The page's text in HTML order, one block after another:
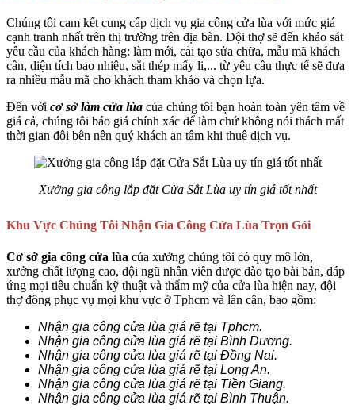
Chúng tôi cam kết cung cấp dịch vụ gia công cửa lùa với mức giá
cạnh tranh nhất trên thị trường trên địa bàn. Đội thợ sẽ đến khảo sát
yêu cầu của khách hàng: làm mới, cải tạo sửa chữa, mẫu mã khách
cần, diện tích bao nhiêu, sắt thép mấy li,... từ yêu cầu thực tế sẽ đưa
ra nhiều mẫu mã cho khách tham khảo và chọn lựa.
Đến với cơ sở làm cửa lùa của chúng tôi bạn hoàn toàn yên tâm về
giá cả, chúng tôi báo giá chính xác để làm chứ không nói thách mất
thời gian đôi bên nên quý khách an tâm khi thuê dịch vụ.
Xưởng gia công lắp đặt Cửa Sắt Lùa uy tín giá tốt nhất
Khu Vực Chúng Tôi Nhận Gia Công Cửa Lùa Trọn Gói
Cơ sở gia công cửa lùa của xưởng chúng tôi có quy mô lớn,
xưởng chất lượng cao, đội ngũ nhân viên được đào tạo bài bản, đáp
ứng mọi tiêu chuẩn kỹ thuật và thẩm mỹ của cửa lùa hiện nay, đội
thợ đông phục vụ mọi khu vực ở Tphcm và lân cận, bao gồm:
Nhận gia công cửa lùa giá rẽ tại Tphcm.
Nhận gia công cửa lùa giá rẽ tại Bình Dương.
Nhận gia công cửa lùa giá rẽ tại Đồng Nai.
Nhận gia công cửa lùa giá rẽ tại Long An.
Nhận gia công cửa lùa giá rẽ tại Tiền Giang.
Nhận gia công cửa lùa giá rẽ tại Bình Thuận.